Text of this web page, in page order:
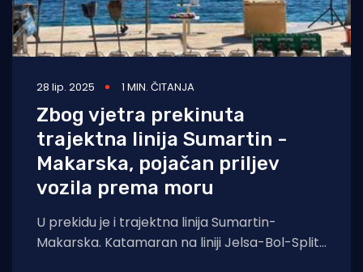
28 lip. 2025 1 MIN. ČITANJA
Zbog vjetra prekinuta
trajektna linija Sumartin -
Makarska, pojačan priljev
vozila prema moru
U prekidu je i trajektna linija Sumartin-
Makarska. Katamaran na liniji Jelsa-Bol-Split